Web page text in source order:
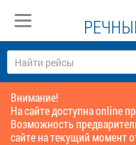
Внимание!
На сайте доступна online
Возможность
сайте на текущий момент